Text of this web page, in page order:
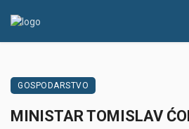
GOSPODARSTVO
MINISTAR TOMISLAV